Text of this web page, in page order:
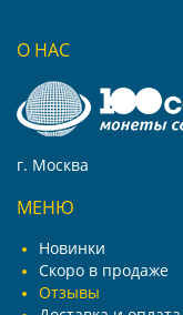
О НАС
г. Москва
МЕНЮ
Новинки
Скоро в продаже
Отзывы